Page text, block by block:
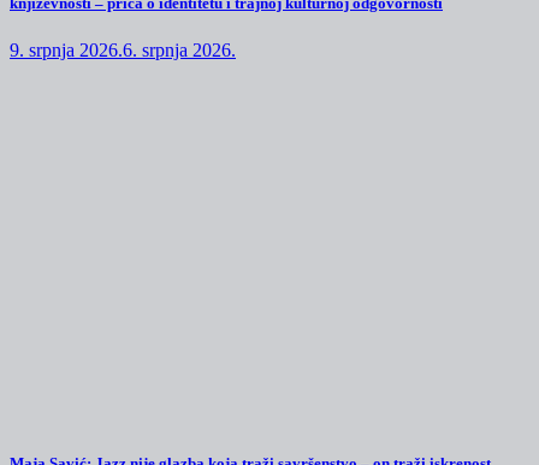
9. srpnja 2026.6. srpnja 2026.